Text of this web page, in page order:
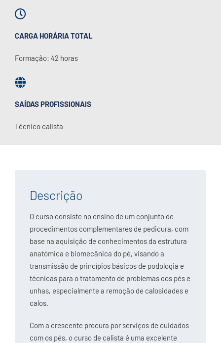
CARGA HORÁRIA TOTAL
Formação: 42 horas
SAÍDAS PROFISSIONAIS
Técnico calista
Descrição
O curso consiste no ensino de um conjunto de
procedimentos complementares de pedicura, com
base na aquisição de conhecimentos da estrutura
anatómica e biomecânica do pé, visando a
transmissão de princípios básicos de podologia e
técnicas para o tratamento de problemas dos pés e
unhas, especialmente a remoção de calosidades e
calos.
Com a crescente procura por serviços de cuidados
com os pés, o curso de calista é uma excelente